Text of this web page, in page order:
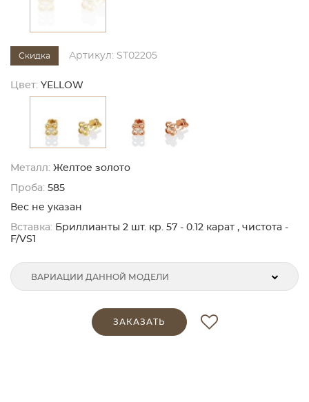
Скидка Артикул: ST02205
Цвет: YELLOW
Металл: Желтое золото
Проба: 585
Вес не указан
Вставка: Бриллианты 2 шт. кр. 57 - 0.12 карат , чистота -
F/VS1
ВАРИАЦИИ ДАННОЙ МОДЕЛИ
ЗАКАЗАТЬ